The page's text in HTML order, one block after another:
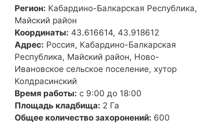
Регион: Кабардино-Балкарская Республика,
Майский район
Координаты: 43.616614, 43.918612
Адрес: Россия, Кабардино-Балкарская
Республика, Майский район, Ново-
Ивановское сельское поселение, хутор
Колдрасинский
Время работы: с 9:00 до 18:00
Площадь кладбища: 2 Га
Общее количество захоронений: 600